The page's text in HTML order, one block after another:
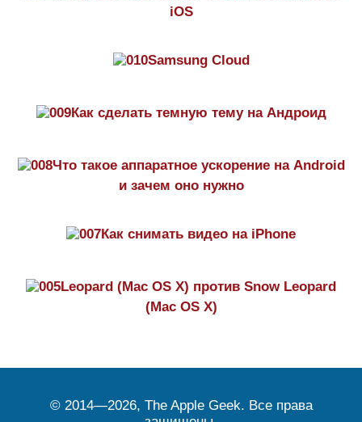
iOS
Samsung Cloud
Как сделать темную тему на Aндроид
Что такое аппаратное ускорение на Android
и зачем оно нужно
Как снимать видео на iPhone
Leopard (Mac OS X) против Snow Leopard
(Mac OS X)
© 2014—2026, The Apple Geek. Все права